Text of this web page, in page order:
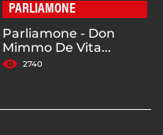
PARLIAMONE
Parliamone - Don
Mimmo De Vita...
2740